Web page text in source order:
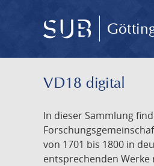
VD18 digital
In dieser Sammlung
von 1701 bis 1800 in
entsprechenden